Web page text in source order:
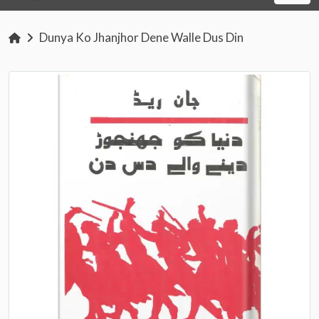
Dunya Ko Jhanjhor Dene Walle Dus Din